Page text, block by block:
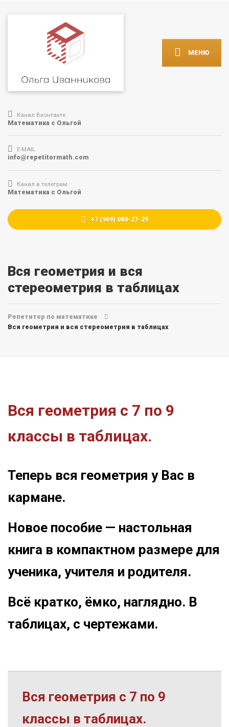
МЕНЮ
Канал Вконтакте
Математика с Ольгой
E-MAIL
info@repetitormath.com
Канал в телеграм
Математика с Ольгой
+7 (969) 088-27-29
Вся геометрия и вся
стереометрия в таблицах
Репетитор по математике
Вся геометрия и вся стереометрия в таблицах
Вся геометрия с 7 по 9
классы в таблицах.
Теперь вся геометрия у Вас в
кармане.
Новое пособие — настольная
книга в компактном размере для
ученика, учителя и родителя.
Всё кратко, ёмко, наглядно. В‌
таблицах, с чертежами.
Вся геометрия с 7 по 9
классы в таблицах.